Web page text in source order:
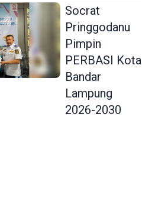
Socrat
Pringgodanu
Pimpin
PERBASI Kota
Bandar
Lampung
2026-2030